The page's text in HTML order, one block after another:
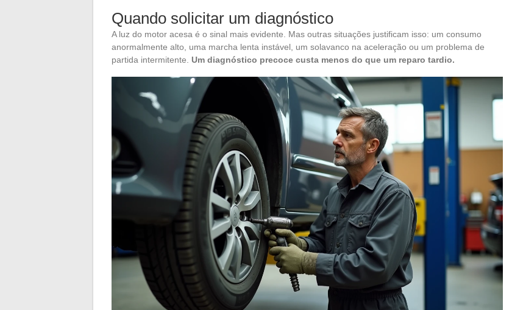
Quando solicitar um diagnóstico
A luz do motor acesa é o sinal mais evidente. Mas outras situações justificam isso: um consumo
anormalmente alto, uma marcha lenta instável, um solavanco na aceleração ou um problema de
partida intermitente. Um diagnóstico precoce custa menos do que um reparo tardio.